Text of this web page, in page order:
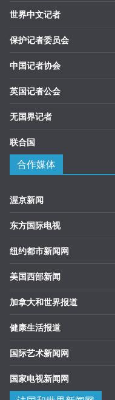
世界中文记者
保护记者委员会
中国记者协会
英国记者公会
无国界记者
联合国
合作媒体
渥京新闻
东方国际电视
纽约都市新闻网
美国西部新闻
加拿大和世界报道
健康生活报道
国际艺术新闻网
国家电视新闻网